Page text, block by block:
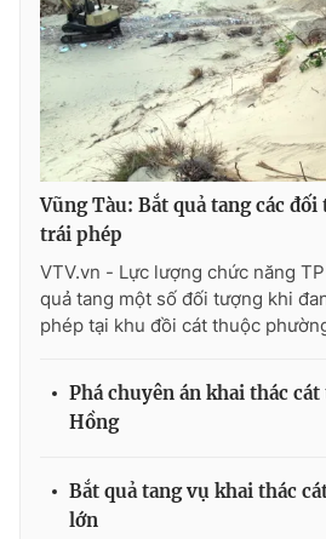
THỜI BÁO VTV
Theo dõi báo trên
Cơ quan chủ quản:Đài Truyền hình
Cơ quan báo chí:Thời báo VTV
cấp ngày 29/12/2023
Tổng Biên tập:
Nguyễn Trọng Ninh
Tổng đài VTV:
Vũng Tàu: Bắt quả tang các
trái phép
VTV.vn - Lực lượng chức năng
quả tang một số đối tượng khi
phép tại khu đồi cát thuộc
Phá chuyên án khai thác
Hồng
Bắt quả tang vụ khai thác
lớn